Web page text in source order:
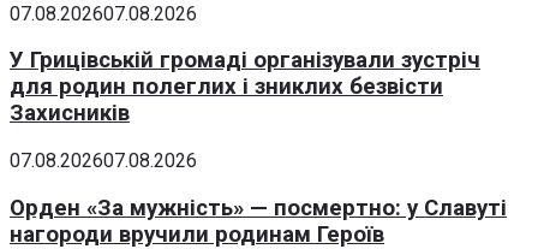
07.08.202607.08.2026
У Грицівській громаді організували зустріч
для родин полеглих і зниклих безвісти
Захисників
07.08.202607.08.2026
Орден «За мужність» — посмертно: у Славуті
нагороди вручили родинам Героїв